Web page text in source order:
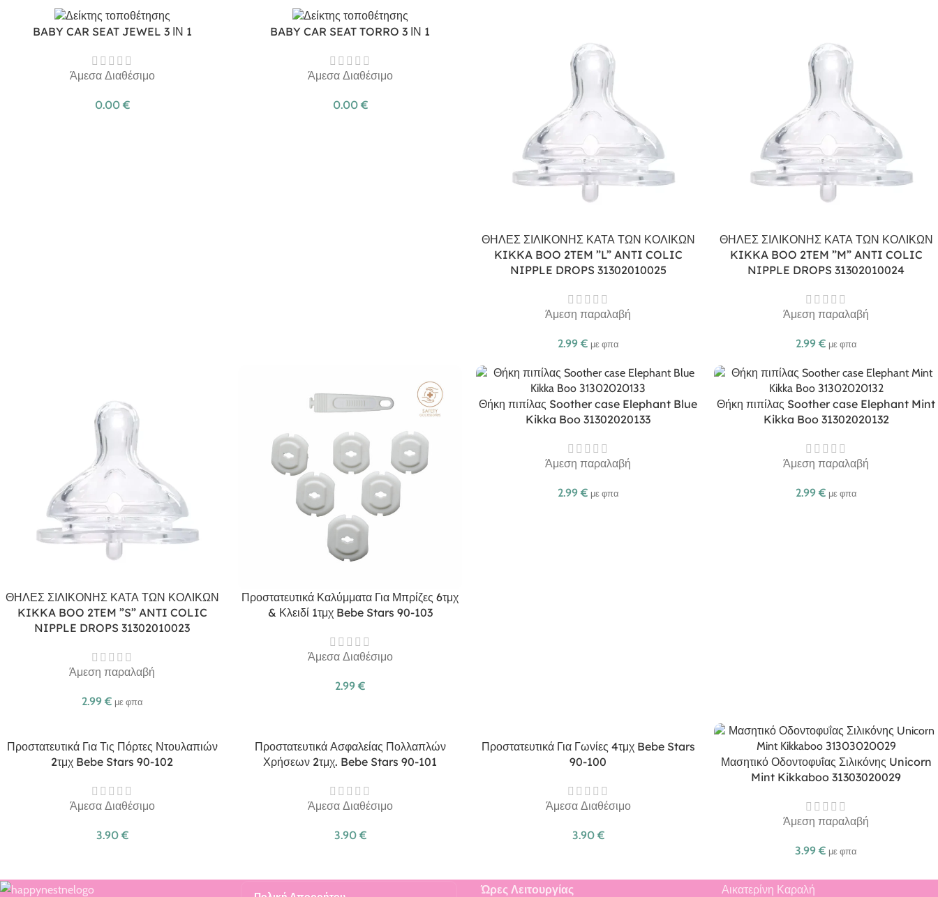
BABY CAR SEAT JEWEL 3 ΙΝ 1
Άμεσα Διαθέσιμο
0.00 €
BABY CAR SEAT TORRO 3 ΙΝ 1
Άμεσα Διαθέσιμο
0.00 €
ΘΗΛΕΣ ΣΙΛΙΚΟΝΗΣ ΚΑΤΑ ΤΩΝ ΚΟΛΙΚΩΝ
KIKKA BOO 2TEM ”L” ANTI COLIC
NIPPLE DROPS 31302010025
Άμεση παραλαβή
2.99 € με φπα
ΘΗΛΕΣ ΣΙΛΙΚΟΝΗΣ ΚΑΤΑ ΤΩΝ ΚΟΛΙΚΩΝ
KIKKA BOO 2TEM ”M” ANTI COLIC
NIPPLE DROPS 31302010024
Άμεση παραλαβή
2.99 € με φπα
ΘΗΛΕΣ ΣΙΛΙΚΟΝΗΣ ΚΑΤΑ ΤΩΝ ΚΟΛΙΚΩΝ
KIKKA BOO 2TEM ”S” ANTI COLIC
NIPPLE DROPS 31302010023
Άμεση παραλαβή
2.99 € με φπα
Προστατευτικά Καλύμματα Για Μπρίζες 6τμχ
& Κλειδί 1τμχ Bebe Stars 90-103
Άμεσα Διαθέσιμο
2.99 €
Θήκη πιπίλας Soother case Elephant Blue
Kikka Boo 31302020133
Άμεση παραλαβή
2.99 € με φπα
Θήκη πιπίλας Soother case Elephant Mint
Kikka Boo 31302020132
Άμεση παραλαβή
2.99 € με φπα
Προστατευτικά Για Τις Πόρτες Ντουλαπιών
2τμχ Bebe Stars 90-102
Άμεσα Διαθέσιμο
3.90 €
Προστατευτικά Ασφαλείας Πολλαπλών
Χρήσεων 2τμχ. Bebe Stars 90-101
Άμεσα Διαθέσιμο
3.90 €
Προστατευτικά Για Γωνίες 4τμχ Bebe Stars
90-100
Άμεσα Διαθέσιμο
3.90 €
Μασητικό Οδοντοφυΐας Σιλικόνης Unicorn
Mint Kikkaboo 31303020029
Άμεση παραλαβή
3.99 € με φπα
Ώρες Λειτουργίας Αικατερίνη Καραλή